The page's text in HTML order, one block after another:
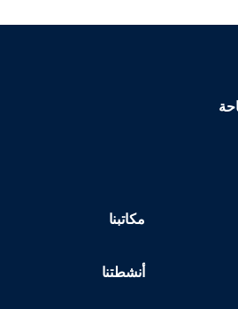
مكاتبنا
أنشطتنا